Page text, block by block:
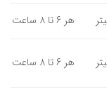
هر ۶ تا ۸ ساعت
هر ۶ تا ۸ ساعت